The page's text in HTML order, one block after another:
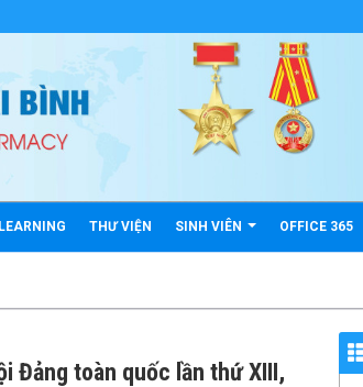
THƯ VIỆN SINH VIÊN OFFICE 365
Đảng toàn quốc lần thứ XIII,